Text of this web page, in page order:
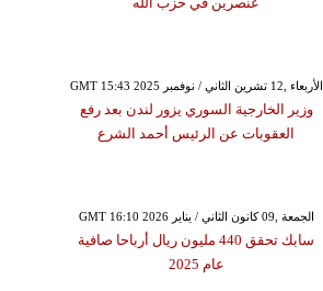
GMT 15:43 2025 الأربعاء ,12 تشرين الثاني / نوفمبر
وزير الخارجية السوري يزور لندن بعد رفع
العقوبات عن الرئيس أحمد الشرع
GMT 16:10 2026 الجمعة ,09 كانون الثاني / يناير
سابك تحقق 440 مليون ريال أرباحا صافية
عام 2025